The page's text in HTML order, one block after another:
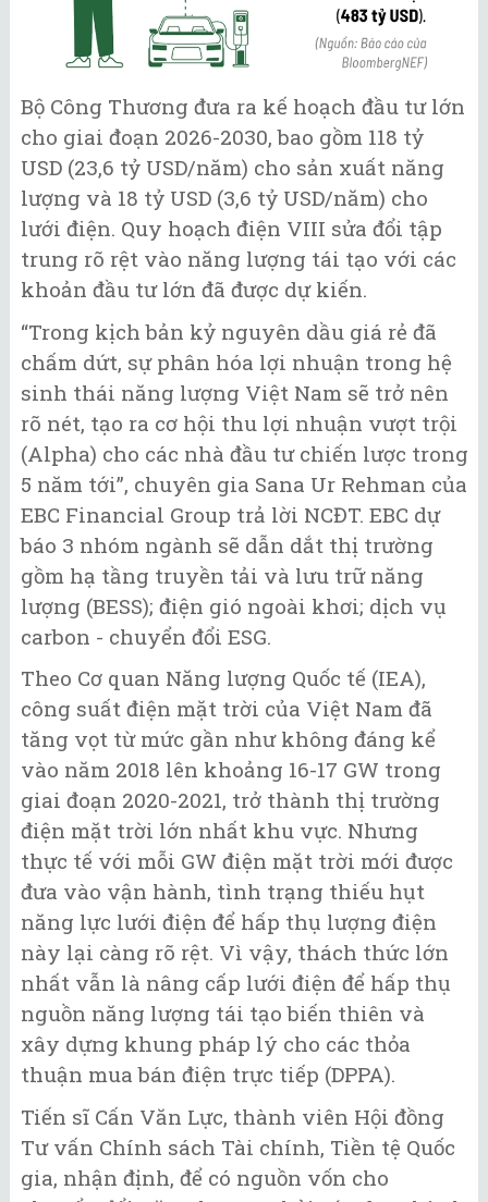
Bộ Công Thương đưa ra kế hoạch đầu tư lớn
cho giai đoạn 2026-2030, bao gồm 118 tỷ
USD (23,6 tỷ USD/năm) cho sản xuất năng
lượng và 18 tỷ USD (3,6 tỷ USD/năm) cho
lưới điện. Quy hoạch điện VIII sửa đổi tập
trung rõ rệt vào năng lượng tái tạo với các
khoản đầu tư lớn đã được dự kiến.
“Trong kịch bản kỷ nguyên dầu giá rẻ đã
chấm dứt, sự phân hóa lợi nhuận trong hệ
sinh thái năng lượng Việt Nam sẽ trở nên
rõ nét, tạo ra cơ hội thu lợi nhuận vượt trội
(Alpha) cho các nhà đầu tư chiến lược trong
5 năm tới”, chuyên gia Sana Ur Rehman của
EBC Financial Group trả lời NCĐT. EBC dự
báo 3 nhóm ngành sẽ dẫn dắt thị trường
gồm hạ tầng truyền tải và lưu trữ năng
lượng (BESS); điện gió ngoài khơi; dịch vụ
carbon - chuyển đổi ESG.
Theo Cơ quan Năng lượng Quốc tế (IEA),
công suất điện mặt trời của Việt Nam đã
tăng vọt từ mức gần như không đáng kể
vào năm 2018 lên khoảng 16-17 GW trong
giai đoạn 2020-2021, trở thành thị trường
điện mặt trời lớn nhất khu vực. Nhưng
thực tế với mỗi GW điện mặt trời mới được
đưa vào vận hành, tình trạng thiếu hụt
năng lực lưới điện để hấp thụ lượng điện
này lại càng rõ rệt. Vì vậy, thách thức lớn
nhất vẫn là nâng cấp lưới điện để hấp thụ
nguồn năng lượng tái tạo biến thiên và
xây dựng khung pháp lý cho các thỏa
thuận mua bán điện trực tiếp (DPPA).
Tiến sĩ Cấn Văn Lực, thành viên Hội đồng
Tư vấn Chính sách Tài chính, Tiền tệ Quốc
gia, nhận định, để có nguồn vốn cho